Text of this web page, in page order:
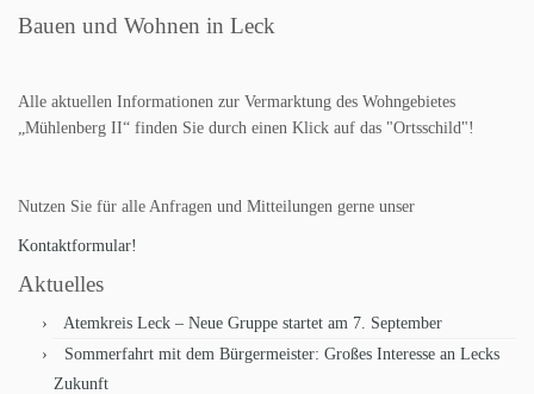
Bauen und Wohnen in Leck
Alle aktuellen Informationen zur Vermarktung des Wohngebietes
„Mühlenberg II“ finden Sie durch einen Klick auf das "Ortsschild"!
Nutzen Sie für alle Anfragen und Mitteilungen gerne unser
Kontaktformular!
Aktuelles
Atemkreis Leck – Neue Gruppe startet am 7. September
Sommerfahrt mit dem Bürgermeister: Großes Interesse an Lecks
Zukunft